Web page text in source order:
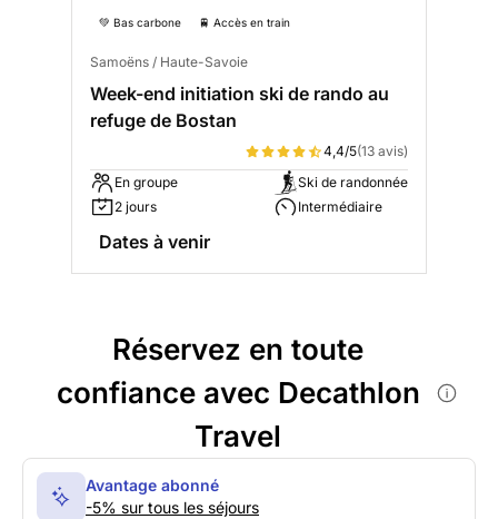
💚 Bas carbone 🚆 Accès en train
Samoëns / Haute-Savoie
Week-end initiation ski de rando au
refuge de Bostan
4,4/5(13 avis)
En groupe
2 jours
Ski de randonnée
Intermédiaire
Dates à venir
Réservez en toute
confiance avec Decathlon
Travel
Avantage abonné
-5% sur tous les séjours